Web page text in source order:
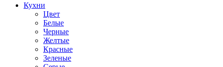
Кухни
Цвет
Белые
Черные
Желтые
Красные
Зеленые